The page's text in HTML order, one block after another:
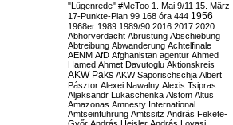
"Lügenrede" #MeToo 1. Mai 9/11 15. März
17-Punkte-Plan 99 168 óra 444 1956
1968er 1989 1989/90 2016 2017 2020
Abhörverdacht Abrüstung Abschiebung
Abtreibung Abwanderung Achtelfinale
AENM AfD Afghanistan agentur Ahmed
Hamed Ahmet Davutoglu Aktionskreis
AKW Paks AKW Saporischschja Albert
Pásztor Alexei Nawalny Alexis Tsipras
Aljaksandr Lukaschenka Alstom Altus
Amazonas Amnesty International
Amtseinführung Amtssitz András Fekete-